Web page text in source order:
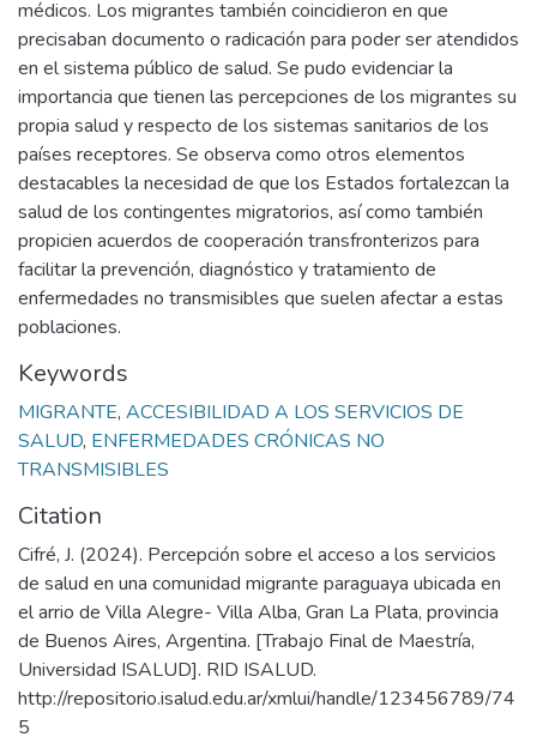
médicos. Los migrantes también coincidieron en que
precisaban documento o radicación para poder ser atendidos
en el sistema público de salud. Se pudo evidenciar la
importancia que tienen las percepciones de los migrantes su
propia salud y respecto de los sistemas sanitarios de los
países receptores. Se observa como otros elementos
destacables la necesidad de que los Estados fortalezcan la
salud de los contingentes migratorios, así como también
propicien acuerdos de cooperación transfronterizos para
facilitar la prevención, diagnóstico y tratamiento de
enfermedades no transmisibles que suelen afectar a estas
poblaciones.
Keywords
MIGRANTE, ACCESIBILIDAD A LOS SERVICIOS DE
SALUD, ENFERMEDADES CRÓNICAS NO
TRANSMISIBLES
Citation
Cifré, J. (2024). Percepción sobre el acceso a los servicios
de salud en una comunidad migrante paraguaya ubicada en
el arrio de Villa Alegre- Villa Alba, Gran La Plata, provincia
de Buenos Aires, Argentina. [Trabajo Final de Maestría,
Universidad ISALUD]. RID ISALUD.
http://repositorio.isalud.edu.ar/xmlui/handle/123456789/74
5